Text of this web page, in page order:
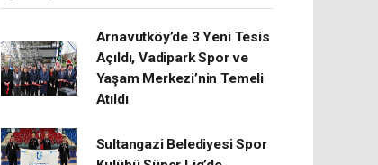
Arnavutköy’de 3 Yeni Tesis
Açıldı, Vadipark Spor ve
Yaşam Merkezi’nin Temeli
Atıldı
Sultangazi Belediyesi Spor